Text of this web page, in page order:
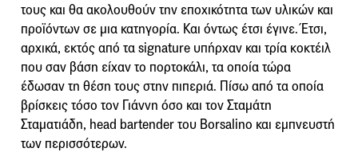
τους και θα ακολουθούν την εποχικότητα των υλικών και
προϊόντων σε μια κατηγορία. Και όντως έτσι έγινε. Έτσι,
αρχικά, εκτός από τα signature υπήρχαν και τρία κοκτέιλ
που σαν βάση είχαν το πορτοκάλι, τα οποία τώρα
έδωσαν τη θέση τους στην πιπεριά. Πίσω από τα οποία
βρίσκεις τόσο τον Γιάννη όσο και τον Σταμάτη
Σταματιάδη, head bartender του Borsalino και εμπνευστή
των περισσότερων.